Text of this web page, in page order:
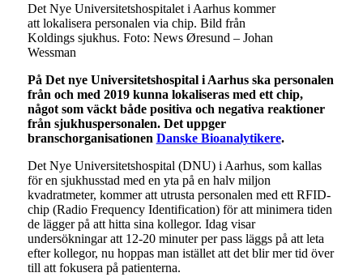
Det Nye Universitetshospitalet i Aarhus kommer
att lokalisera personalen via chip. Bild från
Koldings sjukhus. Foto: News Øresund – Johan
Wessman
På Det nye Universitetshospital i Aarhus ska personalen
från och med 2019 kunna lokaliseras med ett chip,
något som väckt både positiva och negativa reaktioner
från sjukhuspersonalen. Det uppger
branschorganisationen Danske Bioanalytikere.
Det Nye Universitetshospital (DNU) i Aarhus, som kallas
för en sjukhusstad med en yta på en halv miljon
kvadratmeter, kommer att utrusta personalen med ett RFID-
chip (Radio Frequency Identification) för att minimera tiden
de lägger på att hitta sina kollegor. Idag visar
undersökningar att 12-20 minuter per pass läggs på att leta
efter kollegor, nu hoppas man istället att det blir mer tid över
till att fokusera på patienterna.